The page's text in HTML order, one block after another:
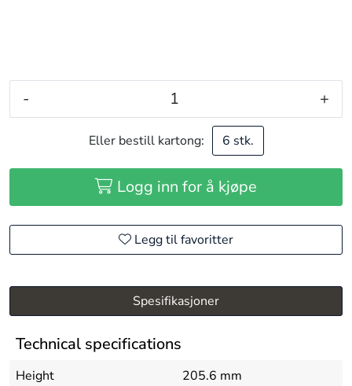
- +
Eller bestill kartong: 6 stk.
Logg inn for å kjøpe
Legg til favoritter
Spesifikasjoner
Technical specifications
Height
205.6 mm